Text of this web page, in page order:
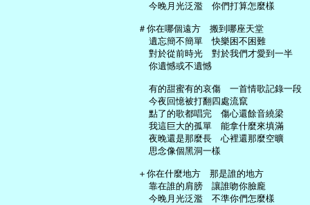
     今晚月光泛濫　你們打算怎麼樣
   ＃你在哪個遠方　搬到哪座天堂
     遺忘簡不簡單　快樂困不困難
     對於從前時光　對於我們才愛到一半
     你遺憾或不遺憾
     有的甜蜜有的哀傷　一首情歌記錄一段
     今夜回憶被打翻四處流竄
     點了的歌都唱完　傷心還餘音繞梁
     我這巨大的孤單　能拿什麼來填滿
     夜晚還是那麼長　心裡還那麼空曠
     思念像個黑洞一樣
   ＋你在什麼地方　那是誰的地方
     靠在誰的肩膀　讓誰吻你臉龐
     今晚月光泛濫　不準你們怎麼樣